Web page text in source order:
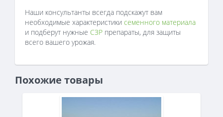
Наши консультанты всегда подскажут вам
необходимые характеристики семенного материала
и подберут нужные СЗР препараты, для защиты
всего вашего урожая.
Похожие товары